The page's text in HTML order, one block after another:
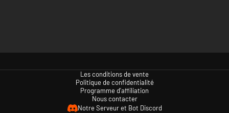
Les conditions de vente
Politique de confidentialité
Programme d'affiliation
Nous contacter
Notre Serveur et Bot Discord